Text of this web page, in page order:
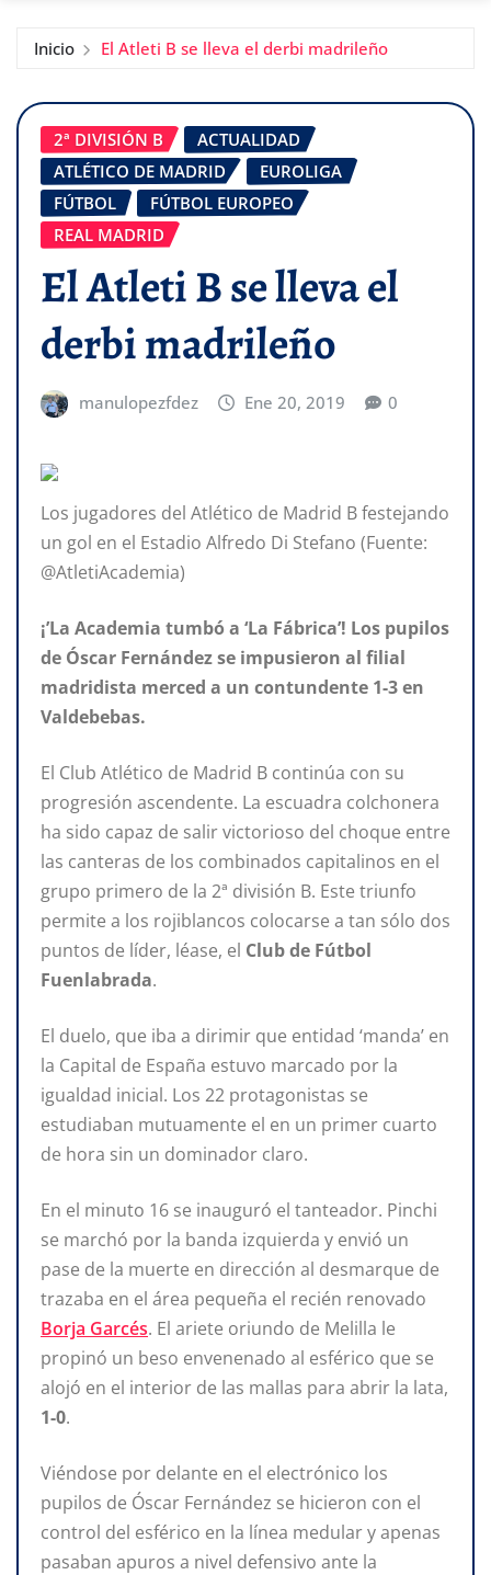
Inicio El Atleti B se lleva el derbi madrileño
2ª DIVISIÓN B
ACTUALIDAD
ATLÉTICO DE MADRID
EUROLIGA
FÚTBOL
FÚTBOL EUROPEO
REAL MADRID
El Atleti B se lleva el
derbi madrileño
manulopezfdez Ene 20, 2019 0
Los jugadores del Atlético de Madrid B festejando
un gol en el Estadio Alfredo Di Stefano (Fuente:
@AtletiAcademia)
¡’La Academia tumbó a ‘La Fábrica’! Los pupilos
de Óscar Fernández se impusieron al filial
madridista merced a un contundente 1-3en
Valdebebas.
El Club Atlético de Madrid B continúa con su
progresión ascendente. La escuadra colchonera
ha sido capaz de salir victorioso del choque entre
las canteras de los combinados capitalinos en el
grupo primero de la 2ª división B. Este triunfo
permite a los rojiblancos colocarse a tan sólo dos
puntos de líder, léase, el Club de Fútbol
Fuenlabrada.
El duelo, que iba a dirimir que entidad ‘manda’ en
la Capital de España estuvo marcado por la
igualdad inicial. Los 22 protagonistas se
estudiaban mutuamente el en un primer cuarto
de hora sin un dominador claro.
En el minuto 16 se inauguró el tanteador. Pinchi
se marchó por la banda izquierda y envió un
pase de la muerte en dirección al desmarque de
trazaba en el área pequeña el recién renovado
Borja Garcés. El ariete oriundo de Melilla le
propinó un beso envenenado al esférico que se
alojó en el interior de las mallas para abrir la lata,
1-0.
Viéndose por delante en el electrónico los
pupilos de Óscar Fernández se hicieron con el
control del esférico en la línea medular y apenas
pasaban apuros a nivel defensivo ante la